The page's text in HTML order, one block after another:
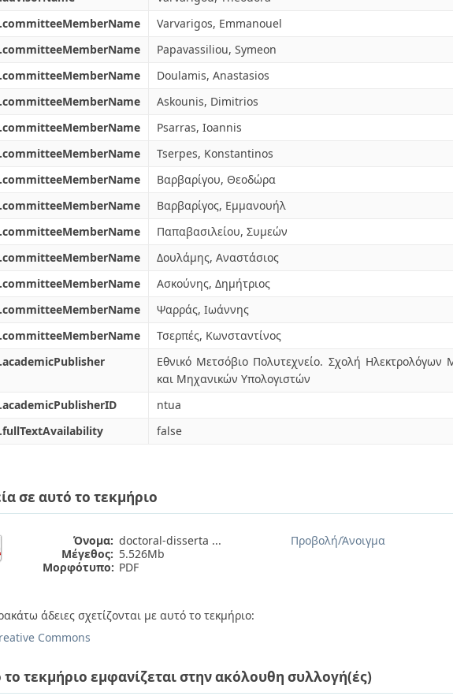
Varvarigos, Emmanouel
Papavassiliou, Symeon
Doulamis, Anastasios
Askounis, Dimitrios
Psarras, Ioannis
Tserpes, Konstantinos
Βαρβαρίγου, Θεοδώρα
Βαρβαρίγος, Εμμανουήλ
Παπαβασιλείου, Συμεών
Δουλάμης, Αναστάσιος
Ασκούνης, Δημήτριος
Ψαρράς, Ιωάννης
Τσερπές, Κωνσταντίνος
Εθνικό Μετσόβιο Πολυτεχνείο. Σχολή Ηλεκτρολόγων
και Μηχανικών Υπολογιστών
ntua
false
σε αυτό το τεκμήριο
Όνομα: doctoral-disserta ...
Μέγεθος: 5.526Mb
Μορφότυπο: PDF
Προβολή/Άνοιγμα
άδειες σχετίζονται με αυτό το τεκμήριο:
Commons
το τεκμήριο εμφανίζεται στην ακόλουθη συλλογή(ές)